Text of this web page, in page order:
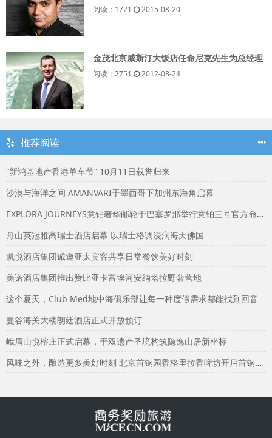
阅读：1721 2015-08-20
金茂北京威斯汀大饭店任命尼克先生为总经理
阅读：2751 2012-08-24
推荐阅读
“新鸿基地产香港单车节” 10月11日载誉归来
沙漠与海洋之间 AMANVARI于墨西哥下加州东海角启幕
EXPLORA JOURNEYS意铂奢华邮轮于巴塞罗那举行意铂三号官方命名仪式
舟山英冠雅高瑞士酒店启幕 以瑞士格调浸润海天佛国
凯悦酒店集团诚邀亚太宾客共享日常餐饮美好时刻
美诺酒店集团推出赞比亚卡富埃河安纳塔拉野奢营地
这个夏天，Club Med地中海俱乐部让每一种度假需求都能找到回音
曼谷海关大楼朗廷酒店正式开放预订
峨眉山悦榕庄正式启幕，于双遗产圣境构筑隐逸山居新坐标
风味之外，酿造更多美好时刻 北京首钢园香格里拉香啤坊开启首钢园生活方式新体验